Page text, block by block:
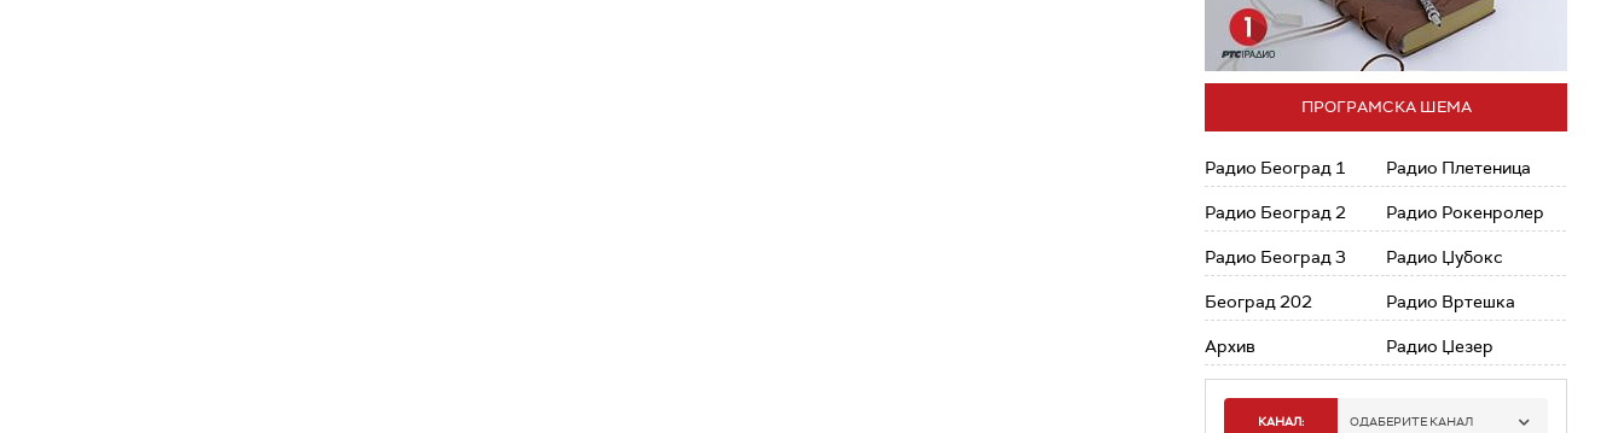
ПРОГРАМСКА ШЕМА
Радио Београд 1
Радио Београд 2
Радио Београд 3
Београд 202
Архив
Радио Плетеница
Радио Рокенролер
Радио Џубокс
Радио Вртешка
Радио Џезер
КАНАЛ: ОДАБЕРИТЕ КАНАЛ